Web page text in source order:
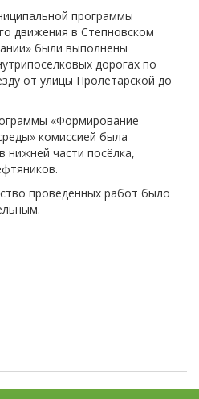
программы
движения в Степновском
были выполнены
дорогах по
от улицы Пролетарской до
«Формирование
комиссией была
нижней части посёлка,
проведенных работ было